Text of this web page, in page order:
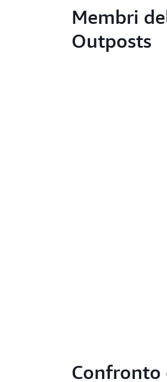
Membri
Outposts